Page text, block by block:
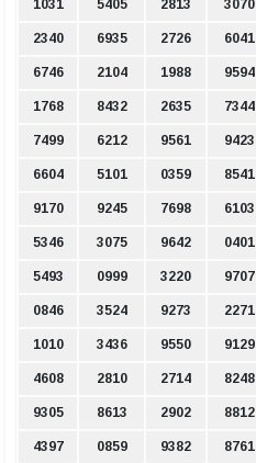
1031 5405 2813 3070
2340 6935 2726 6041
6746 2104 1988 9594
1768 8432 2635 7344
7499 6212 9561 9423
6604 5101 0359 8541
9170 9245 7698 6103
5346 3075 9642 0401
5493 0999 3220 9707
0846 3524 9273 2271
1010 3436 9550 9129
4608 2810 2714 8248
9305 8613 2902 8812
4397 0859 9382 8761